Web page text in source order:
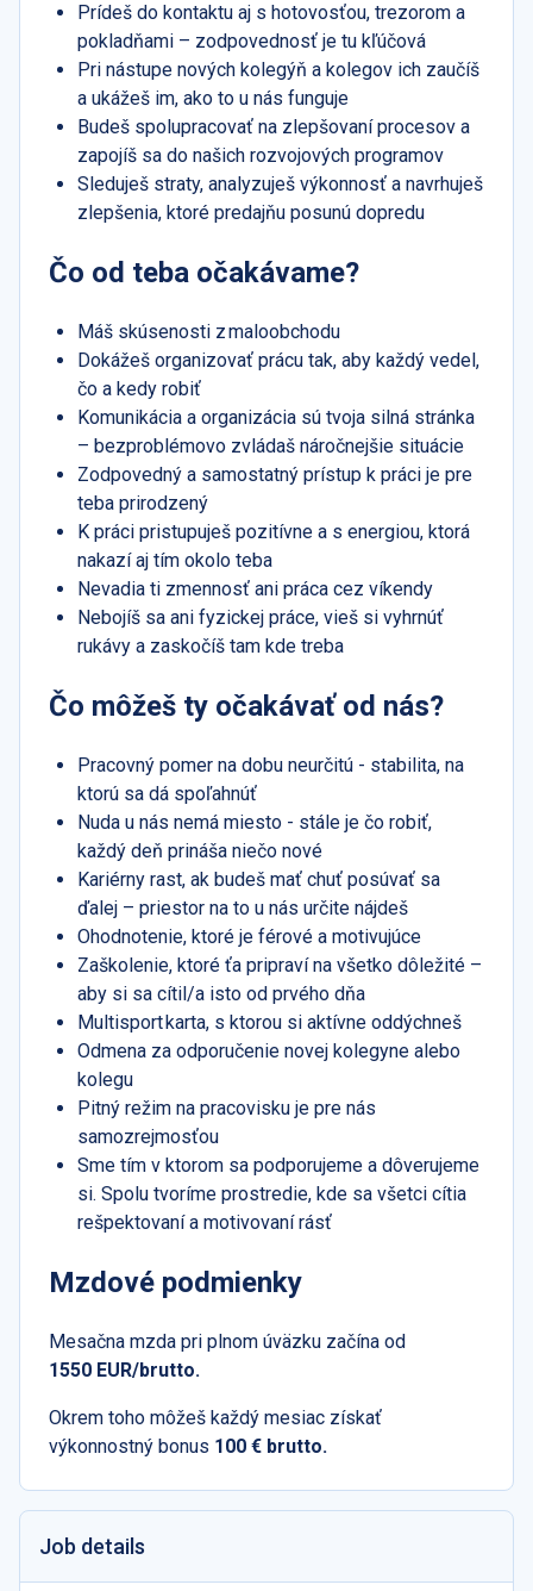
Prídeš do kontaktu aj s hotovosťou, trezorom a
pokladňami – zodpovednosť je tu kľúčová
Pri nástupe nových kolegýň a kolegov ich zaučíš
a ukážeš im, ako to u nás funguje
Budeš spolupracovať na zlepšovaní procesov a
zapojíš sa do našich rozvojových programov
Sleduješ straty, analyzuješ výkonnosť a navrhuješ
zlepšenia, ktoré predajňu posunú dopredu
Čo od teba očakávame?
Máš skúsenosti z maloobchodu
Dokážeš organizovať prácu tak, aby každý vedel,
čo a kedy robiť
Komunikácia a organizácia sú tvoja silná stránka
– bezproblémovo zvládaš náročnejšie situácie
Zodpovedný a samostatný prístup k práci je pre
teba prirodzený
K práci pristupuješ pozitívne a s energiou, ktorá
nakazí aj tím okolo teba
Nevadia ti zmennosť ani práca cez víkendy
Nebojíš sa ani fyzickej práce, vieš si vyhrnúť
rukávy a zaskočíš tam kde treba
Čo môžeš ty očakávať od nás?
Pracovný pomer na dobu neurčitú - stabilita, na
ktorú sa dá spoľahnúť
Nuda u nás nemá miesto - stále je čo robiť,
každý deň prináša niečo nové
Kariérny rast, ak budeš mať chuť posúvať sa
ďalej – priestor na to u nás určite nájdeš
Ohodnotenie, ktoré je férové a motivujúce
Zaškolenie, ktoré ťa pripraví na všetko dôležité –
aby si sa cítil/a isto od prvého dňa
Multisport karta, s ktorou si aktívne oddýchneš
Odmena za odporučenie novej kolegyne alebo
kolegu
Pitný režim na pracovisku je pre nás
samozrejmosťou
Sme tím v ktorom sa podporujeme a dôverujeme
si. Spolu tvoríme prostredie, kde sa všetci cítia
rešpektovaní a motivovaní rásť
Mzdové podmienky
Mesačna mzda pri plnom úväzku začína od
1550 EUR/brutto.
Okrem toho môžeš každý mesiac získať
výkonnostný bonus 100 € brutto.
Job details